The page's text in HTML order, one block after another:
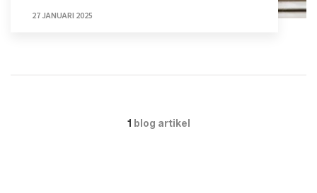
27 JANUARI 2025
1 blog artikel